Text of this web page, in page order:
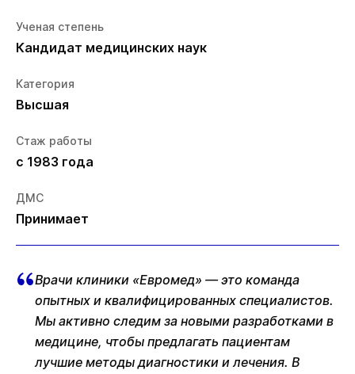
Ученая степень
Кандидат медицинских наук
Категория
Высшая
Стаж работы
с 1983 года
ДМС
Принимает
Врачи клиники «Евромед» — это команда
опытных и квалифицированных специалистов.
Мы активно следим за новыми разработками в
медицине, чтобы предлагать пациентам
лучшие методы диагностики и лечения. В